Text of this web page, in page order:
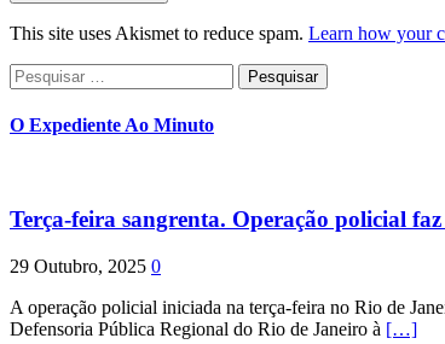
This site uses Akismet to reduce spam. Learn how your
Pesquisar
por:
O Expediente Ao Minuto
Terça-feira sangrenta. Operação policial
29 Outubro, 2025 0
A operação policial iniciada na terça-feira no Rio de
Defensoria Pública Regional do Rio de Janeiro à […]